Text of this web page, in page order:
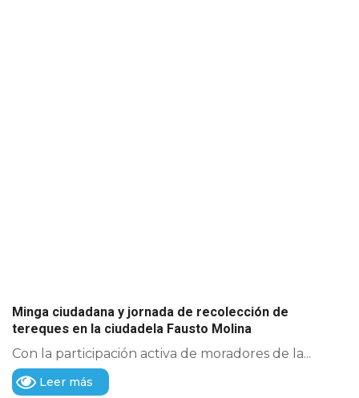
Minga ciudadana y jornada de recolección de
tereques en la ciudadela Fausto Molina
Con la participación activa de moradores de la...
Leer más